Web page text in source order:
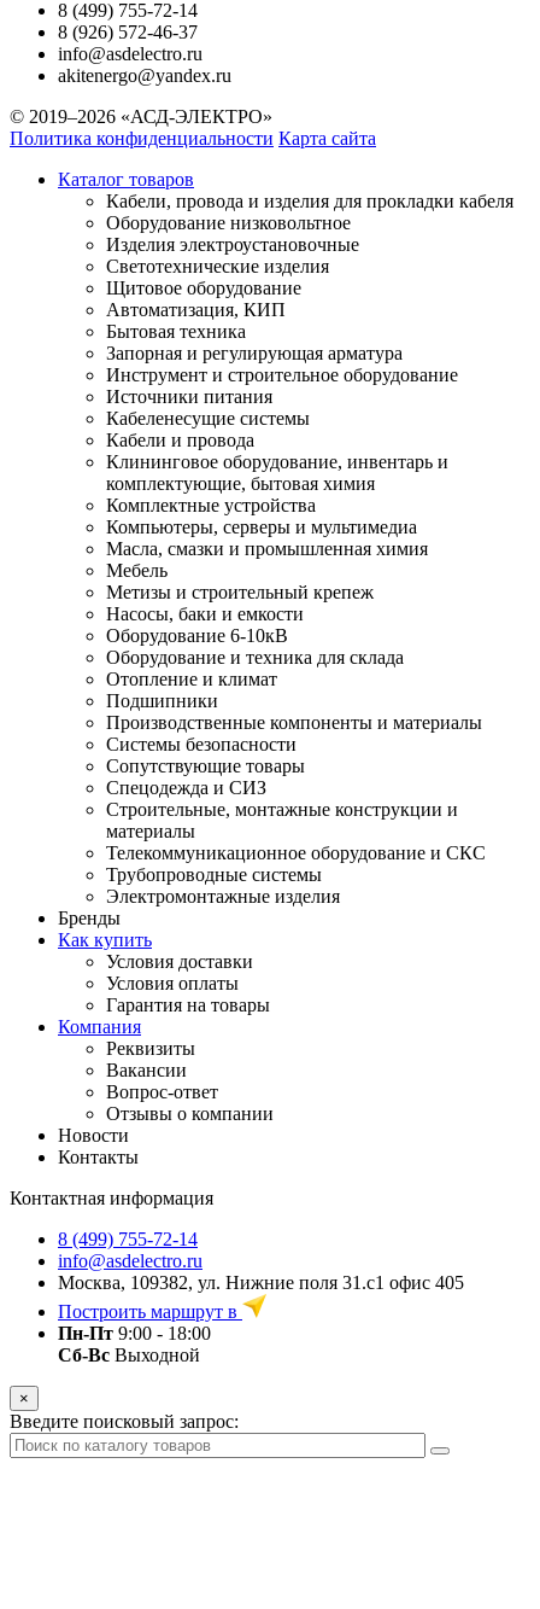
8 (499) 755-72-14
8 (926) 572-46-37
info@asdelectro.ru
akitenergo@yandex.ru
© 2019–2026 «АСД-ЭЛЕКТРО»
Политика конфиденциальности Карта сайта
Каталог товаров
Кабели, провода и изделия для прокладки кабеля
Оборудование низковольтное
Изделия электроустановочные
Светотехнические изделия
Щитовое оборудование
Автоматизация, КИП
Бытовая техника
Запорная и регулирующая арматура
Инструмент и строительное оборудование
Источники питания
Кабеленесущие системы
Кабели и провода
Клининговое оборудование, инвентарь и
комплектующие, бытовая химия
Комплектные устройства
Компьютеры, серверы и мультимедиа
Масла, смазки и промышленная химия
Мебель
Метизы и строительный крепеж
Насосы, баки и емкости
Оборудование 6-10кВ
Оборудование и техника для склада
Отопление и климат
Подшипники
Производственные компоненты и материалы
Системы безопасности
Сопутствующие товары
Спецодежда и СИЗ
Строительные, монтажные конструкции и
материалы
Телекоммуникационное оборудование и СКС
Трубопроводные системы
Электромонтажные изделия
Бренды
Как купить
Условия доставки
Условия оплаты
Гарантия на товары
Компания
Реквизиты
Вакансии
Вопрос-ответ
Отзывы о компании
Новости
Контакты
Контактная информация
8 (499) 755-72-14
info@asdelectro.ru
Москва, 109382, ул. Нижние поля 31.с1 офис 405
Построить маршрут в
Пн-Пт 9:00 - 18:00
Сб-Вс Выходной
×
Введите поисковый запрос: